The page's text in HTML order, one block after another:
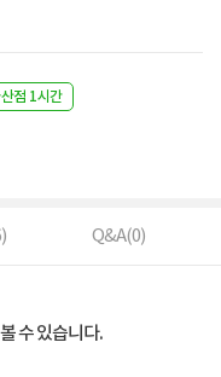
점 1시간
) Q&A(0)
수 있습니다.